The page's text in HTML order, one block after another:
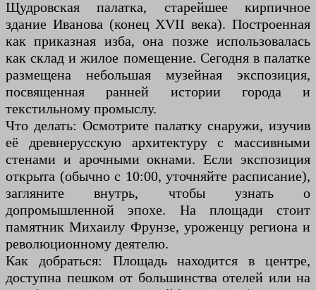
Щудровская палатка, старейшее кирпичное
здание Иванова (конец XVII века). Построенная
как приказная изба, она позже использовалась
как склад и жилое помещение. Сегодня в палатке
размещена небольшая музейная экспозиция,
посвященная ранней истории города и
текстильному промыслу.
Что делать: Осмотрите палатку снаружи, изучив
её древнерусскую архитектуру с массивными
стенами и арочными окнами. Если экспозиция
открыта (обычно с 10:00, уточняйте расписание),
загляните внутрь, чтобы узнать о
допромышленной эпохе. На площади стоит
памятник Михаилу Фрунзе, уроженцу региона и
революционному деятелю.
Как добраться: Площадь находится в центре,
доступна пешком от большинства отелей или на